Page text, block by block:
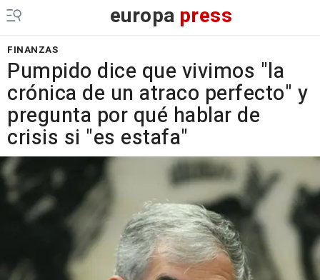
europa press
FINANZAS
Pumpido dice que vivimos "la
crónica de un atraco perfecto" y
pregunta por qué hablar de
crisis si "es estafa"